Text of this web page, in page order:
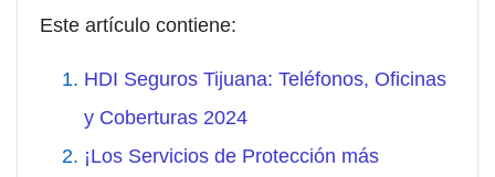
Este artículo contiene:
HDI Seguros Tijuana: Teléfonos, Oficinas
y Coberturas 2024
¡Los Servicios de Protección más